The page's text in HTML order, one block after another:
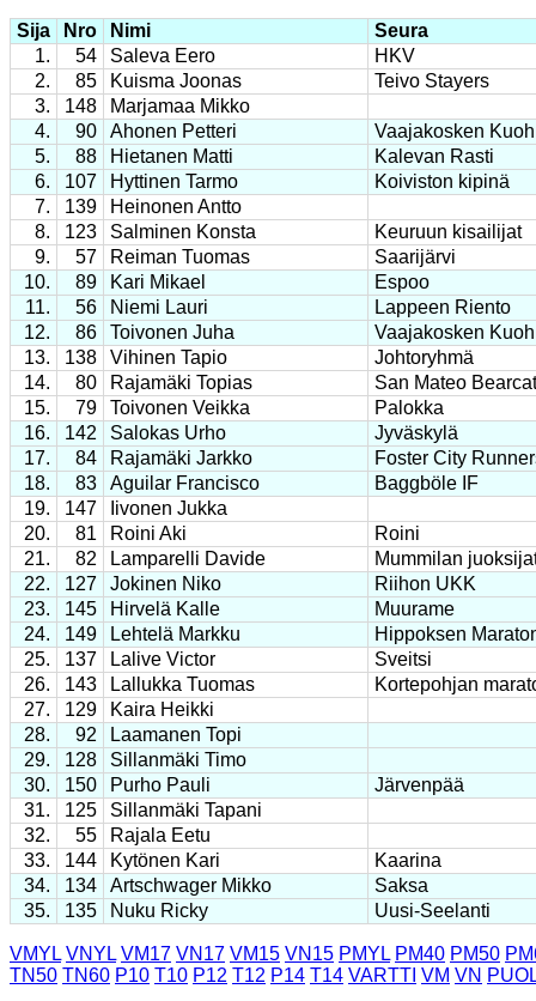
Sija Nro Nimi
Seura
1.
54 Saleva Eero
HKV
2.
85 Kuisma Joonas
Teivo Stayers
3.
148
Marjamaa Mikko
4.
90 Ahonen Petteri
Vaajakosken
5.
88 Hietanen Matti
Kalevan Rasti
6.
107 Hyttinen Tarmo
Koiviston kipinä
7.
139
Heinonen Antto
8.
123 Salminen Konsta
Keuruun kisailijat
9.
57 Reiman Tuomas
Saarijärvi
10.
89 Kari Mikael
Espoo
11.
56 Niemi Lauri
Lappeen Riento
12.
86 Toivonen Juha
Vaajakosken
13.
138 Vihinen Tapio
Johtoryhmä
14.
80 Rajamäki Topias
San Mateo
15.
79 Toivonen Veikka
Palokka
16.
142 Salokas Urho
Jyväskylä
17.
84 Rajamäki Jarkko
Foster City
18.
83 Aguilar Francisco
Baggböle IF
19.
147
Iivonen Jukka
20.
81 Roini Aki
Roini
21.
82 Lamparelli Davide
Mummilan
22.
127 Jokinen Niko
Riihon UKK
23.
145 Hirvelä Kalle
Muurame
24.
149 Lehtelä Markku
Hippoksen
25.
137 Lalive Victor
Sveitsi
26.
143 Lallukka Tuomas
Kortepohjan
27.
129
Kaira Heikki
28.
92
Laamanen Topi
29.
128
Sillanmäki Timo
30.
150 Purho Pauli
Järvenpää
31.
125
Sillanmäki Tapani
32.
55
Rajala Eetu
33.
144 Kytönen Kari
Kaarina
34.
134 Artschwager Mikko
Saksa
35.
135 Nuku Ricky Uusi-Seelanti
VMYL VNYL VM17 VN17 VM15 VN15 PMYL PM40 PM50
TN50 TN60 P10 T10 P12 T12 P14 T14 VARTTI VM VN